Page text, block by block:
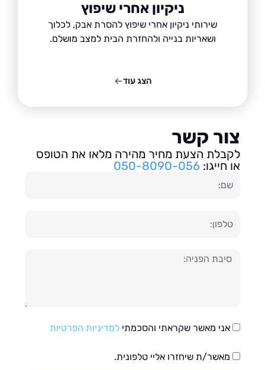
ניקיון אחרי שיפוץ
שירותי ניקיון אחרי שיפוץ להסרת אבק, לכלוך
ושאריות בנייה ולהחזרת הבית למצב מושלם.
קשר
הצעת מחיר מהירה מלאו את הטופס
חייגו:050-8090-056
אני מאשר שקראתי והסכמתילמדיניות הפרטיות
מאשר/ת שיחזרו אליי טלפונית.